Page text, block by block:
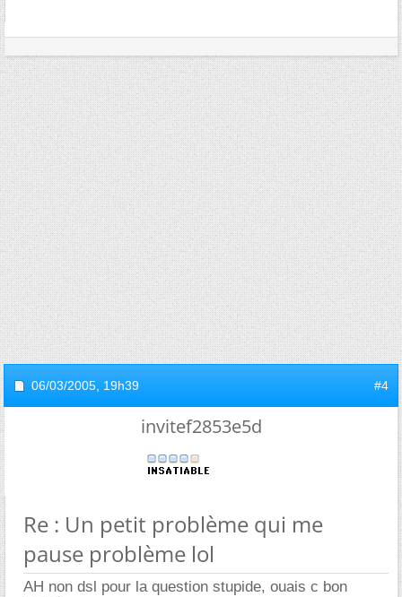
06/03/2005, 19h39 #4
invitef2853e5d
Re : Un petit problème qui me
pause problème lol
AH non dsl pour la question stupide, ouais c bon